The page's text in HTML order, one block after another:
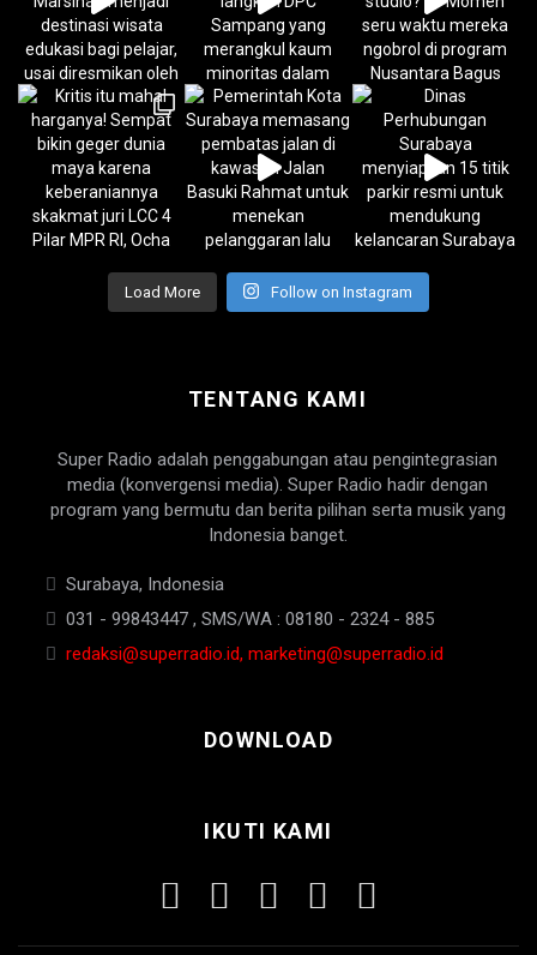
Load More Follow on Instagram
TENTANG KAMI
Super Radio adalah penggabungan atau pengintegrasian
media (konvergensi media). Super Radio hadir dengan
program yang bermutu dan berita pilihan serta musik yang
Indonesia banget.
Surabaya, Indonesia
031 - 99843447 , SMS/WA : 08180 - 2324 - 885
redaksi@superradio.id, marketing@superradio.id
DOWNLOAD
IKUTI KAMI